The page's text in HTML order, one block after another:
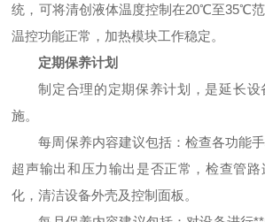
统，可将清创液体温度控制在20℃至35℃
温控功能正常，加热模块工作稳定。
定期保养计划
制定合理的定期保养计划，是延长
施。
每周保养内容建议包括：检查各功能
超声输出和压力输出是否正常，检查管
化，清洁设备外壳及控制面板。